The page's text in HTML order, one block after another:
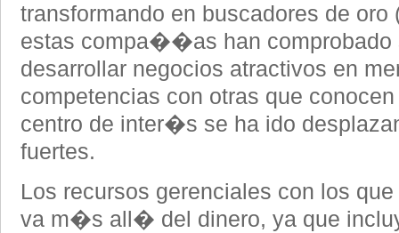
transformando en buscadores de oro
estas compa��as han comprobado
desarrollar negocios atractivos en
competencias con otras que
centro de inter�s se ha ido
fuertes.
Los recursos gerenciales con los
va m�s all� del dinero, ya que